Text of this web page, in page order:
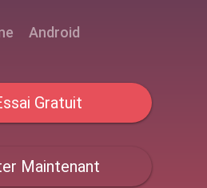
Android
Gratuit
Maintenant